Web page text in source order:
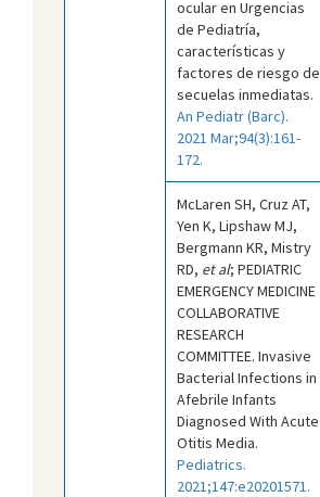
ocular en Urgencias
de Pediatría,
características y
factores de riesgo de
secuelas inmediatas.
An Pediatr (Barc).
2021 Mar;94(3):161-
172.
McLaren SH, Cruz AT,
Yen K, Lipshaw MJ,
Bergmann KR, Mistry
RD, et al; PEDIATRIC
EMERGENCY MEDICINE
COLLABORATIVE
RESEARCH
COMMITTEE. Invasive
Bacterial Infections in
Afebrile Infants
Diagnosed With Acute
Otitis Media.
Pediatrics.
2021;147:e20201571.